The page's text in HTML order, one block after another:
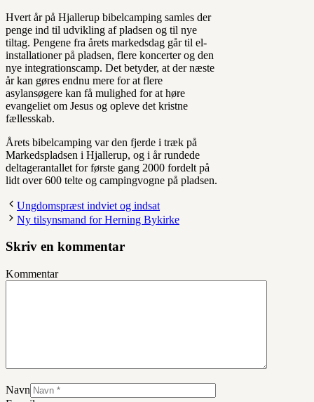
Hvert år på Hjallerup bibelcamping samles der
penge ind til udvikling af pladsen og til nye
tiltag. Pengene fra årets markedsdag går til el-
installationer på pladsen, flere koncerter og den
nye integrationscamp. Det betyder, at der næste
år kan gøres endnu mere for at flere
asylansøgere kan få mulighed for at høre
evangeliet om Jesus og opleve det kristne
fællesskab.
Årets bibelcamping var den fjerde i træk på
Markedspladsen i Hjallerup, og i år rundede
deltagerantallet for første gang 2000 fordelt på
lidt over 600 telte og campingvogne på pladsen.
Ungdomspræst indviet og indsat
Ny tilsynsmand for Herning Bykirke
Skriv en kommentar
Kommentar
Navn